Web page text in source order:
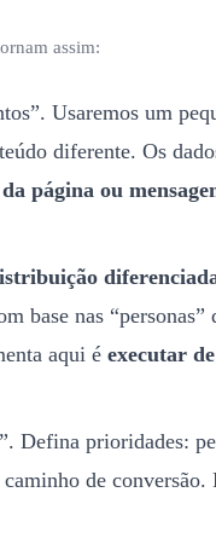
assim:
Usaremos um
diferente. Os
página ou
base nas
aqui é executar
Defina prioridades:
de